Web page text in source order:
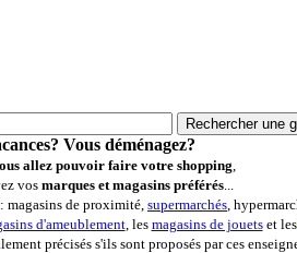
Vous déménagez?
allez pouvoir faire votre shopping,
vosmarques et magasins préférés...
magasins de proximité,supermarchés,
d'ameublement, les magasins de jouetset les
précisés s'ils sont proposés par ces